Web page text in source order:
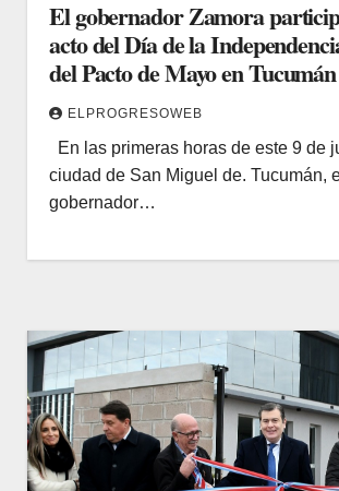
El gobernador Zamora
acto del Día de la
del Pacto de Mayo en Tucumán
ELPROGRESOWEB
En las primeras horas de este 9 de
ciudad de San Miguel de. Tucumán,
gobernador…